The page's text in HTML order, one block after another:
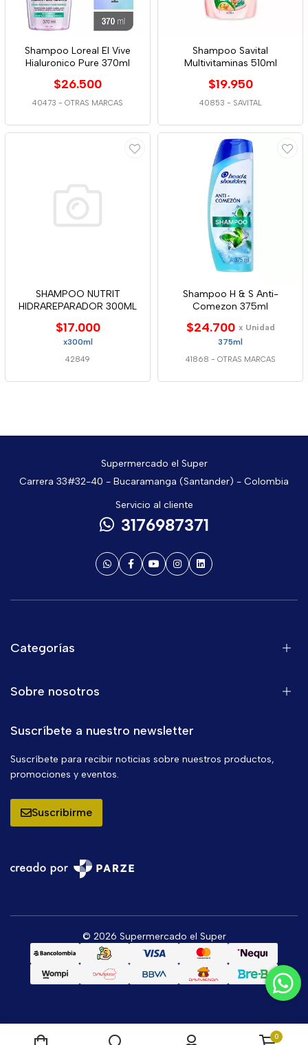
Shampoo Loreal El Vive
Hialuronico Pure 370ml
$26.500
40473 - OTRAS MARCAS
Shampoo Savital
Multivitaminas 510ml
$19.950
40853 - SAVITAL
SHAMPOO NUTRIT
HIDRAREPARADOR 300ML
$17.000
x300ml
42849
Shampoo H & S Anti-
Comezon 375ml
$24.700 x Unidad
375ml
41868 - OTRAS MARCAS
Supermercado el Super
Carrera 33#32-40 - Bucaramanga (Santander) - Colombia
Servicio al cliente
3176987371
Categorías
Sobre nosotros
Suscríbete a nuestro newsletter
Suscríbete para recibir noticias sobre nuestros productos,
promociones y eventos.
Suscribirme
© 2026 Supermercado el Super
0